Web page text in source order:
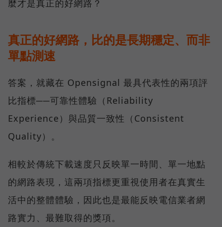
麼才是真正的好網路？
真正的好網路，比的是長期穩定、而非
單點測速
答案，就藏在 Opensignal 最具代表性的兩項評
比指標──可靠性體驗（Reliability
Experience）與品質一致性（Consistent
Quality）。
相較於傳統下載速度只反映單一時間、單一地點
的網路表現，這兩項指標更重視使用者在真實生
活中的整體體驗，因此也是最能反映電信業者網
路實力、最難取得的獎項。